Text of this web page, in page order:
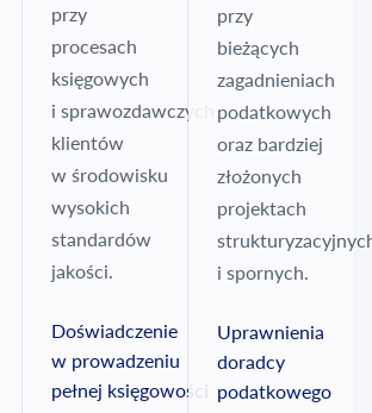
przy
procesach
księgowych
i sprawozdawczych
klientów
w środowisku
wysokich
standardów
jakości.
Doświadczenie
w prowadzeniu
pełnej księgowości
przy
bieżących
zagadnieniach
podatkowych
oraz bardziej
złożonych
projektach
i spornych.
Uprawnienia
doradcy
podatkowego